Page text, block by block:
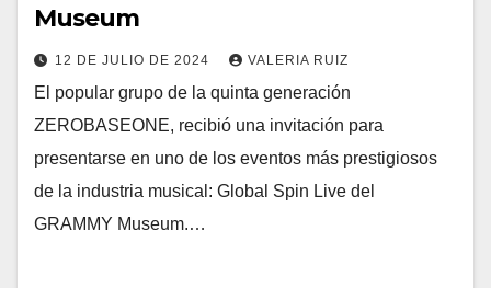
Museum
12 DE JULIO DE 2024 VALERIA RUIZ
El popular grupo de la quinta generación
ZEROBASEONE, recibió una invitación para
presentarse en uno de los eventos más prestigiosos
de la industria musical: Global Spin Live del
GRAMMY Museum.…